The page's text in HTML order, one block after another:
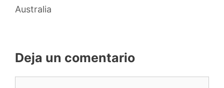
Australia
Deja un comentario